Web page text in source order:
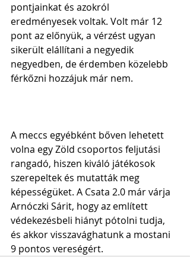
pontjainkat és azokról
eredményesek voltak. Volt már 12
pont az előnyük, a vérzést ugyan
sikerült elállítani a negyedik
negyedben, de érdemben közelebb
férkőzni hozzájuk már nem.
A meccs egyébként bőven lehetett
volna egy Zöld csoportos feljutási
rangadó, hiszen kiváló játékosok
szerepeltek és mutatták meg
képességüket. A Csata 2.0 már várja
Arnóczki Sárit, hogy az említett
védekezésbeli hiányt pótolni tudja,
és akkor visszavághatunk a mostani
9 pontos vereségért.